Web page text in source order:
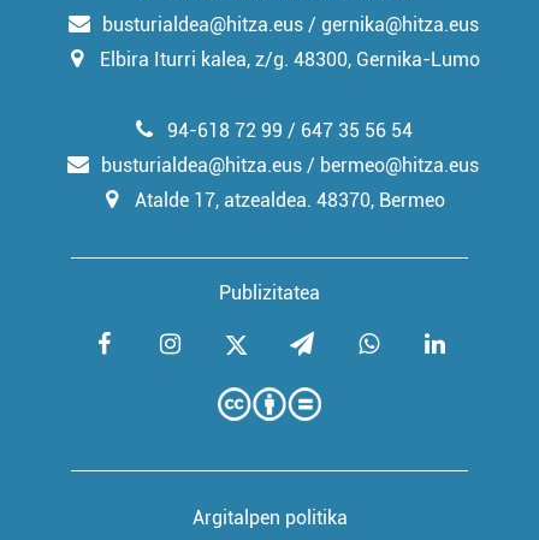
busturialdea@hitza.eus / gernika@hitza.eus
Elbira Iturri kalea, z/g. 48300, Gernika-Lumo
Publizitatea
94-618 72 99 / 647 35 56 54
busturialdea@hitza.eus / bermeo@hitza.eus
Atalde 17, atzealdea. 48370, Bermeo
Argitalpen politika